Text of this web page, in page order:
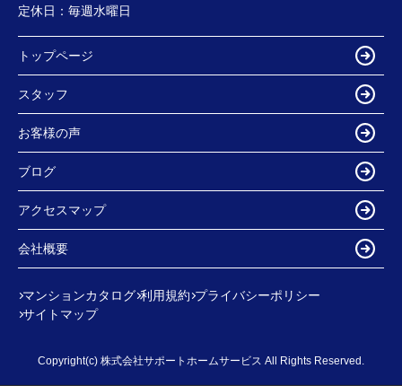
定休日： 毎週水曜日
トップページ
スタッフ
お客様の声
ブログ
アクセスマップ
会社概要
マンションカタログ 利用規約 プライバシーポリシー
サイトマップ
Copyright(c) 株式会社サポートホームサービス All Rights Reserved.